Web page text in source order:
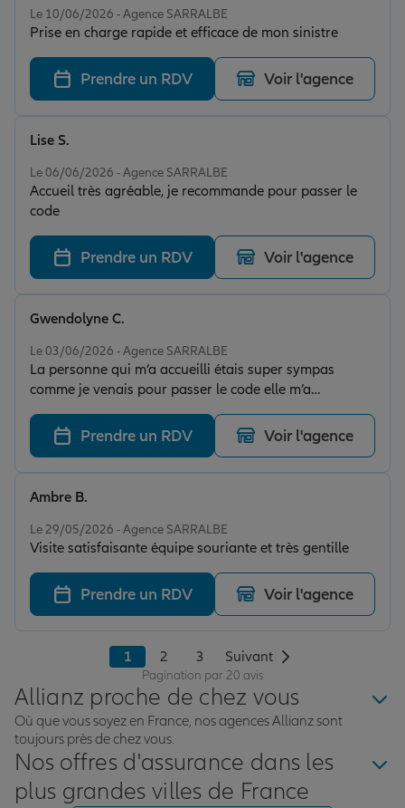
Le 10/06/2026 - Agence SARRALBE
Prise en charge rapide et efficace de mon sinistre
Prendre un RDV Voir l'agence
Le 06/06/2026 - Agence SARRALBE
Accueil très agréable, je recommande pour passer le
code
Lise S.
Prendre un RDV Voir l'agence
Le 03/06/2026 - Agence SARRALBE
La personne qui m’a accueilli étais super sympas
comme je venais pour passer le code elle m’a
Déstresser franchement rien à dire
Gwendolyne C.
Prendre un RDV Voir l'agence
Le 29/05/2026 - Agence SARRALBE
Visite satisfaisante équipe souriante et très gentille
Ambre B.
Prendre un RDV Voir l'agence
1 2 3 Suivant
Pagination par 20 avis
Allianz proche de chez vous
Où que vous soyez en France, nos agences Allianz sont
toujours près de chez vous.
Nos offres d'assurance dans les
plus grandes villes de France